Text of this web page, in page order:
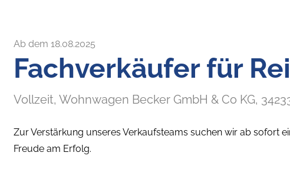
Ab dem 18.08.2025
Fachverkäufer für
Vollzeit, Wohnwagen Becker GmbH & Co KG,
Zur Verstärkung unseres Verkaufsteams suchen wir ab sofort
Freude am Erfolg.